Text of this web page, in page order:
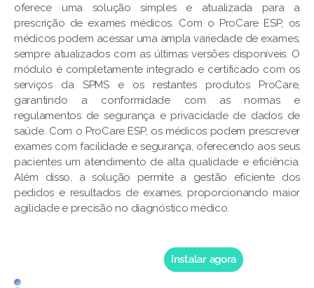
oferece uma solução simples e atualizada para a
prescrição de exames médicos. Com o ProCare ESP, os
médicos podem acessar uma ampla variedade de exames,
sempre atualizados com as últimas versões disponíveis. O
módulo é completamente integrado e certificado com os
serviços da SPMS e os restantes produtos ProCare,
garantindo a conformidade com as normas e
regulamentos de segurança e privacidade de dados de
saúde. Com o ProCare ESP, os médicos podem prescrever
exames com facilidade e segurança, oferecendo aos seus
pacientes um atendimento de alta qualidade e eficiência.
Além disso, a solução permite a gestão eficiente dos
pedidos e resultados de exames, proporcionando maior
agilidade e precisão no diagnóstico médico.
Instalar agora